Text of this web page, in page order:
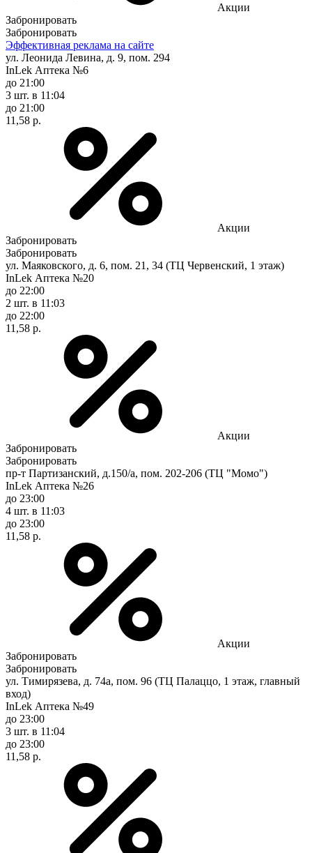
Акции
Забронировать
Забронировать
Эффективная реклама на сайте
ул. Леонида Левина, д. 9, пом. 294
InLek Аптека №6
до 21:00
3 шт. в 11:04
до 21:00
11,58 р.
Акции
Забронировать
Забронировать
ул. Маяковского, д. 6, пом. 21, 34 (ТЦ Червенский, 1 этаж)
InLek Аптека №20
до 22:00
2 шт. в 11:03
до 22:00
11,58 р.
Акции
Забронировать
Забронировать
пр-т Партизанский, д.150/а, пом. 202-206 (ТЦ "Момо")
InLek Аптека №26
до 23:00
4 шт. в 11:03
до 23:00
11,58 р.
Акции
Забронировать
Забронировать
ул. Тимирязева, д. 74а, пом. 96 (ТЦ Палаццо, 1 этаж, главный
вход)
InLek Аптека №49
до 23:00
3 шт. в 11:04
до 23:00
11,58 р.